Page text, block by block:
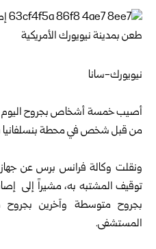
نيويورك-سانا
أصيب خمسة أشخاص بجروح اليوم
من قبل شخص في محطة بنسلفانيا
ونقلت وكالة فرانس برس عن جهاز
توقيف المشتبه به، مشيراً
بجروح متوسطة وآخرين بجروح
المستشفى.